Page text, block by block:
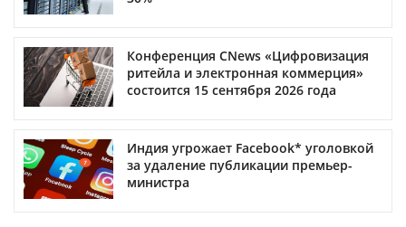
Конференция CNews «Цифровизация
ритейла и электронная коммерция»
состоится 15 сентября 2026 года
Индия угрожает Facebook* уголовкой
за удаление публикации премьер-
министра